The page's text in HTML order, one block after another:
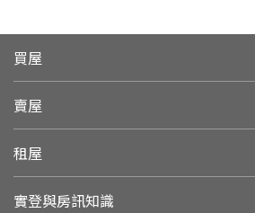
買屋
賣屋
租屋
實登與房訊知識